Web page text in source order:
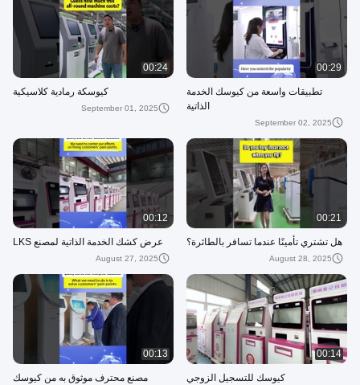
00:29
تطبيقات واسعة من كيوسك الخدمة
الذاتية
September 02, 2025
00:24
كيوسكة رمادية كلاسيكية
September 01, 2025
00:21
هل تشتري تأمينًا عندما تسافر بالطائرة؟
August 28, 2025
00:12
عرض كشك الخدمة الذاتية لمصنع LKS
August 27, 2025
00:14
كيوسك للتسجيل الزوجي
00:13
مصنع محترف موثوق به من كيوسك